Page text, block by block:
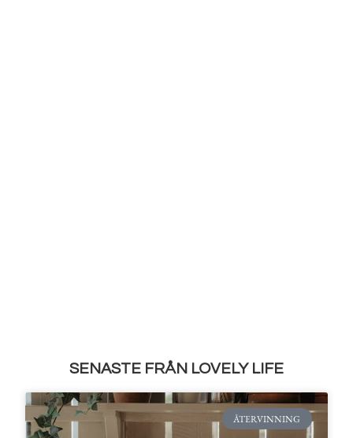
SENASTE FRÅN LOVELY LIFE
ÅTERVINNING